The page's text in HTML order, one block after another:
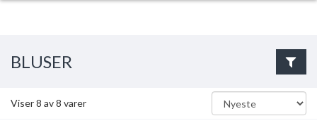
BLUSER
Viser8 av8 varer